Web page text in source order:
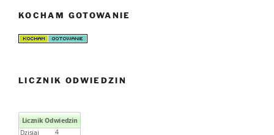
KOCHAM GOTOWANIE
LICZNIK ODWIEDZIN